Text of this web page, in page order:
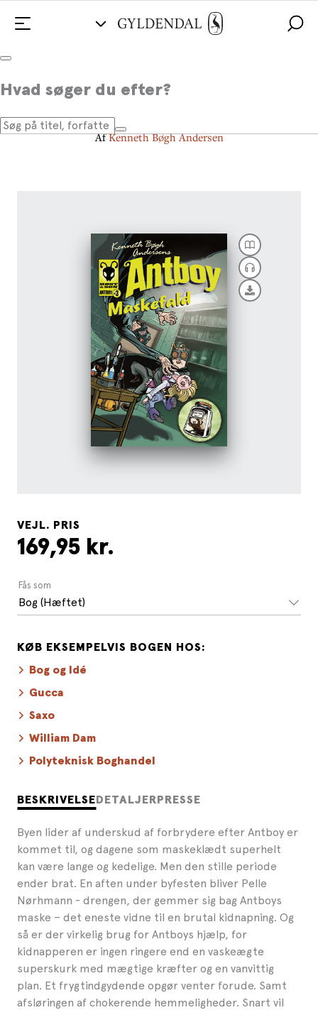
Hvad søger du efter?
Antboy 3 - Maskefald
AfKenneth Bøgh Andersen
BESKRIVELSE DETALJER PRESSE
Byen lider af underskud af forbrydere efter Antboy er
kommet til, og dagene som maskeklædt superhelt
kan være lange og kedelige. Men den stille periode
ender brat. En aften under byfesten bliver Pelle
Nørhmann - drengen, der gemmer sig bag Antboys
maske – det eneste vidne til en brutal kidnapning. Og
så er der virkelig brug for Antboys hjælp, for
kidnapperen er ingen ringere end en vaskeægte
superskurk med mægtige kræfter og en vanvittig
plan. Et frygtindgydende opgør venter forude. Samt
afsløringen af chokerende hemmeligheder. Snart vil
VEJL. PRIS
169,95 kr.
Fås som
Bog (Hæftet)
KØB EKSEMPELVIS BOGEN HOS:
Bog og Idé
Gucca
Saxo
William Dam
Polyteknisk Boghandel